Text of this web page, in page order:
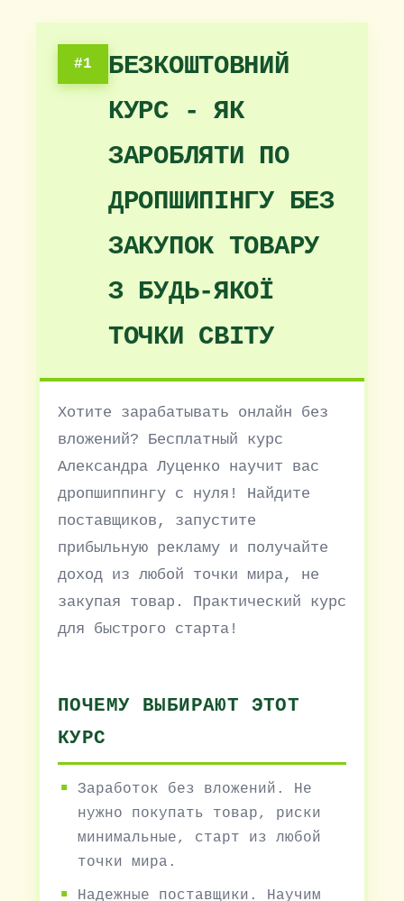
#1
БЕЗКОШТОВНИЙ
КУРС - ЯК
ЗАРОБЛЯТИ ПО
ДРОПШИПІНГУ БЕЗ
ЗАКУПОК ТОВАРУ
З БУДЬ-ЯКОЇ
ТОЧКИ СВІТУ
Хотите зарабатывать онлайн без
вложений? Бесплатный курс
Александра Луценко научит вас
дропшиппингу с нуля! Найдите
поставщиков, запустите
прибыльную рекламу и получайте
доход из любой точки мира, не
закупая товар. Практический курс
для быстрого старта!
ПОЧЕМУ ВЫБИРАЮТ ЭТОТ
КУРС
Заработок без вложений. Не
нужно покупать товар, риски
минимальные, старт из любой
точки мира.
Надежные поставщики. Научим